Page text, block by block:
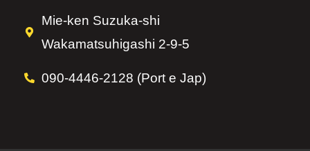
Mie-ken Suzuka-shi
Wakamatsuhigashi 2-9-5
090-4446-2128 (Port e Jap)